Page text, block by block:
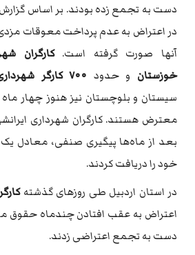
دست به تجمع زده بودند. بر اساس گزارش
در اعتراض به عدم پرداخت معوقات
آنها صورت گرفته است.کارگران
خوزستان و حدود
سیستان و بلوچستان نیز هنوز چهار
معترض هستند. کارگران شهرداری
بعد از ماه‌ها پیگیری صنفی، معادل
خود را دریافت کردند.
در استان اردبیل طی روزهای گذشته
اعتراض به عقب افتادن چندماه حقوق
دست به تجمع اعتراضی زدند.